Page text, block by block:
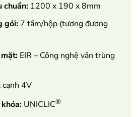
chuẩn: 1200 x 190 x 8mm
gói:7 tấm/hộp (tương đương
EIR – Công nghệ vân trùng
4V
UNICLIC®